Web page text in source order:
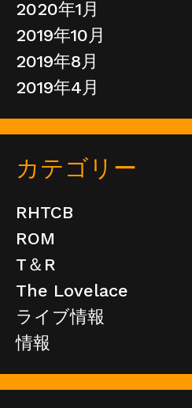
2020年1月
2019年10月
2019年8月
2019年4月
カテゴリー
RHTCB
ROM
T＆R
The Lovelace
ライブ情報
情報